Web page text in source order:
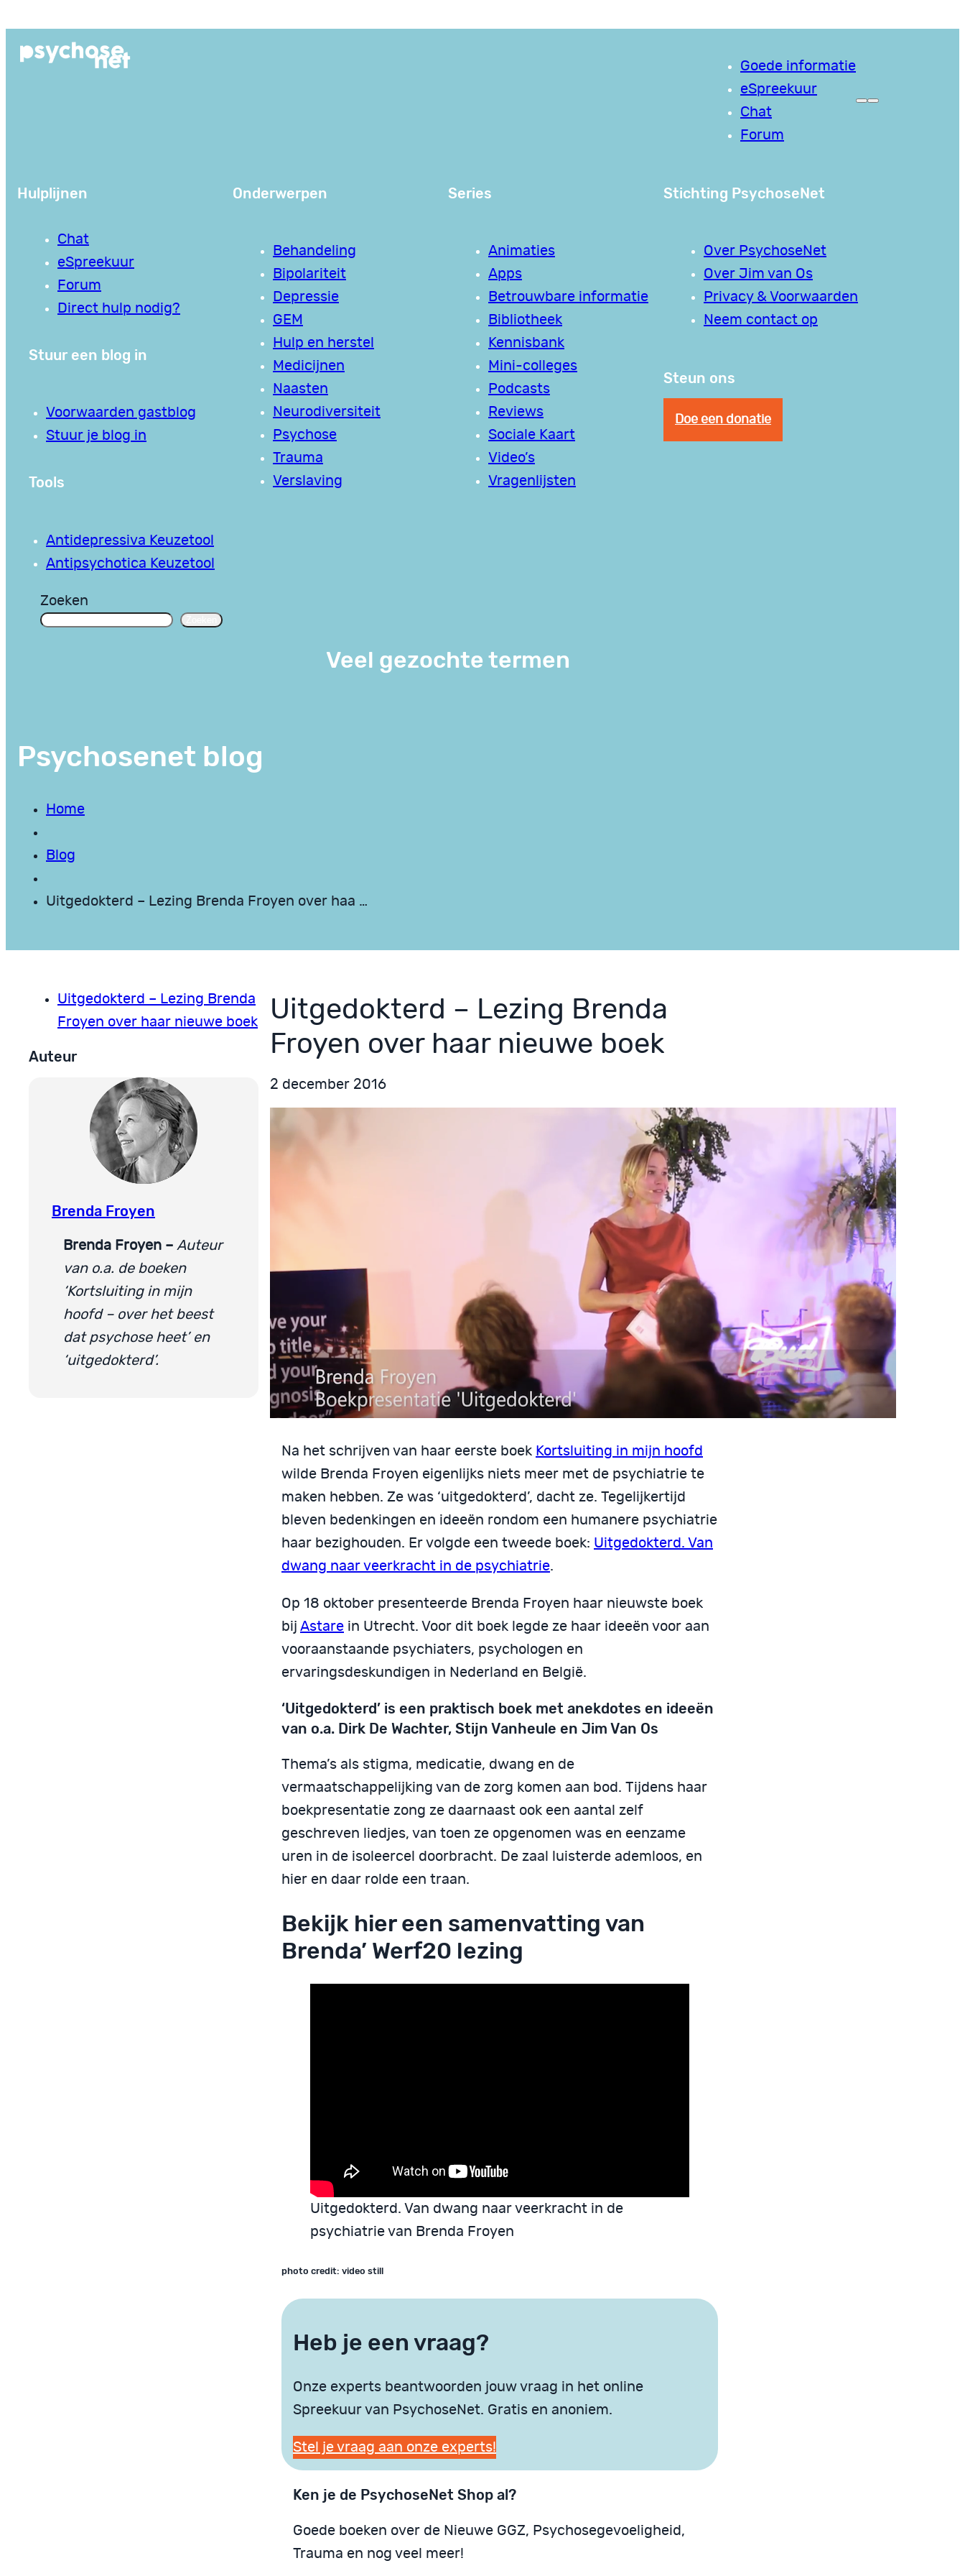
de
Goede informatie
eSpreekuur
Chat
Forum
Hulplijnen
Chat
eSpreekuur
Forum
Direct hulp nodig?
Stuur een blog in
Voorwaarden gastblog
Stuur je blog in
Tools
Antidepressiva Keuzetool
Antipsychotica Keuzetool
Onderwerpen
Behandeling
Bipolariteit
Depressie
GEM
Hulp en herstel
Medicijnen
Naasten
Neurodiversiteit
Psychose
Trauma
Verslaving
Series
Animaties
Apps
Betrouwbare informatie
Bibliotheek
Kennisbank
Mini-colleges
Podcasts
Reviews
Sociale Kaart
Video’s
Vragenlijsten
Stichting PsychoseNet
Over PsychoseNet
Over Jim van Os
Privacy & Voorwaarden
Neem contact op
Steun ons
Doe een donatie
Zoeken
Veel gezochte termen
Psychosenet blog
Home
Blog
Uitgedokterd – Lezing Brenda Froyen over haa …
Uitgedokterd – Lezing Brenda
Froyen over haar nieuwe boek
Auteur
Brenda Froyen
Brenda Froyen – Auteur
van o.a. de boeken
‘Kortsluiting in mijn
hoofd – over het beest
dat psychose heet’ en
‘uitgedokterd’.
Uitgedokterd – Lezing Brenda
Froyen over haar nieuwe boek
2 december 2016
Na het schrijven van haar eerste boek Kortsluiting in mijn hoofd
wilde Brenda Froyen eigenlijks niets meer met de psychiatrie te
maken hebben. Ze was ‘uitgedokterd’, dacht ze. Tegelijkertijd
bleven bedenkingen en ideeën rondom een humanere psychiatrie
haar bezighouden. Er volgde een tweede boek: Uitgedokterd. Van
dwang naar veerkracht in de psychiatrie.
Op 18 oktober presenteerde Brenda Froyen haar nieuwste boek
bij Astare in Utrecht. Voor dit boek legde ze haar ideeën voor aan
vooraanstaande psychiaters, psychologen en
ervaringsdeskundigen in Nederland en België.
‘Uitgedokterd’ is een praktisch boek met anekdotes en ideeën
van o.a. Dirk De Wachter, Stijn Vanheule en Jim Van Os
Thema’s als stigma, medicatie, dwang en de
vermaatschappelijking van de zorg komen aan bod. Tijdens haar
boekpresentatie zong ze daarnaast ook een aantal zelf
geschreven liedjes, van toen ze opgenomen was en eenzame
uren in de isoleercel doorbracht. De zaal luisterde ademloos, en
hier en daar rolde een traan.
Bekijk hier een samenvatting van
Brenda’ Werf20 lezing
Uitgedokterd. Van dwang naar veerkracht in de
psychiatrie van Brenda Froyen
photo credit: video still
Heb je een vraag?
Onze experts beantwoorden jouw vraag in het online
Spreekuur van PsychoseNet. Gratis en anoniem.
Stel je vraag aan onze experts!
Ken je de PsychoseNet Shop al?
Goede boeken over de Nieuwe GGZ, Psychosegevoeligheid,
Trauma en nog veel meer!